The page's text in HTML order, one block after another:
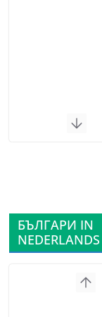
БЪЛГАРИ IN
NEDERLANDS